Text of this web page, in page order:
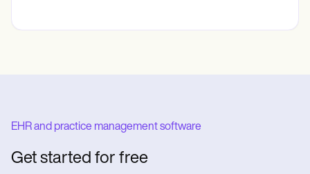
EHR and practice management software
Get started for free